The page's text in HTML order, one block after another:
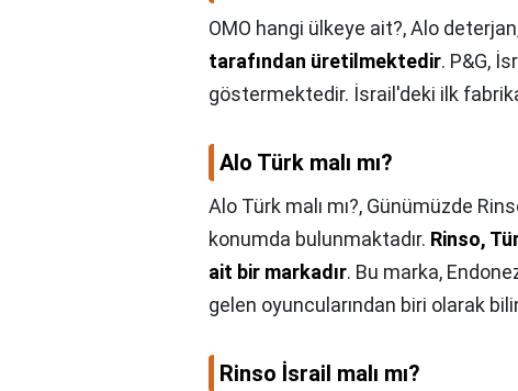
OMO hangi ülkeye ait?,Alo
tarafından üretilmektedir. P&G,
göstermektedir. İsrail'deki ilk
Alo Türk malı mı?
Alo Türk malı mı?, Günümüzde
konumda bulunmaktadır. Rinso,
ait bir markadır. Bu marka,
gelen oyuncularından biri olarak
Rinso İsrail malı mı?